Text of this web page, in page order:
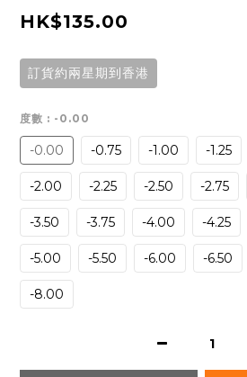
HK$135.00
訂貨約兩星期到香港
度數 : -0.00
-0.00 -0.75 -1.00 -1.25
-2.00 -2.25 -2.50 -2.75
-3.50 -3.75 -4.00 -4.25
-5.00 -5.50 -6.00 -6.50
-8.00